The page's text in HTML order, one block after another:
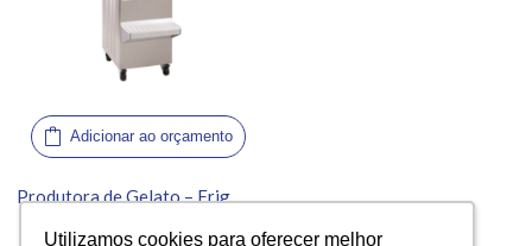
Utilizamos cookies para oferecer melhor
Utilizamos cookies para oferecer melhor
Adicionar ao orçamento
Produtora de Gelato – Frigomat, Titan 3S